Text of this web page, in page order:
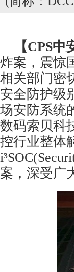
【CPS中
炸案，震惊
相关部门密
安全防护级
场安防系统
数码索贝科
控行业整体
案，深受广